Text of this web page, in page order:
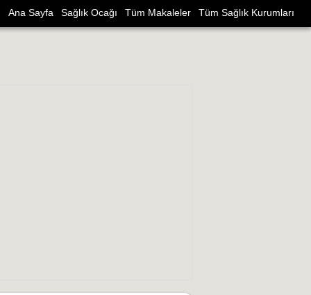
Ana Sayfa Sağlık Ocağı Tüm Makaleler Tüm Sağlık Kurumları